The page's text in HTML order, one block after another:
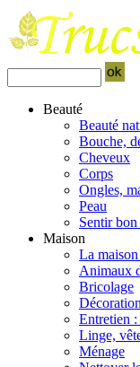
Beauté
Beauté
Bouche,
Cheveux
Corps
Ongles,
Peau
Sentir bon
Maison
La
Animaux
Bricolage
Décoration
Entretien
Linge,
Ménage